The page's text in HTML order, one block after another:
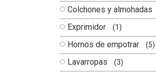
Colchones y almohadas
Exprimidor (1)
Hornos de empotrar (5)
Lavarropas (3)